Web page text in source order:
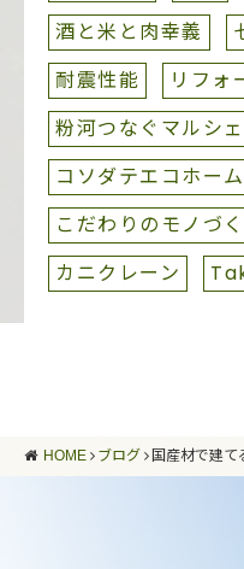
酒と米と肉幸義
耐震性能
リフォ
粉河つなぐマルシェ
コソダテエコホーム
こだわりのモノづ
カニクレーン
HOME ブログ 国産材で建